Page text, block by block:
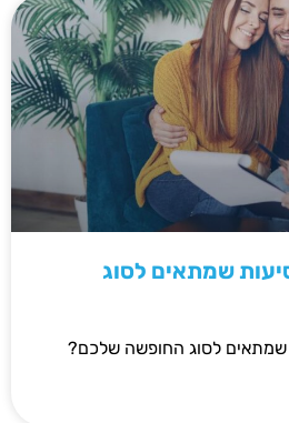
שמתאים לסוג
שמתאים לסוג החופשה שלכם?